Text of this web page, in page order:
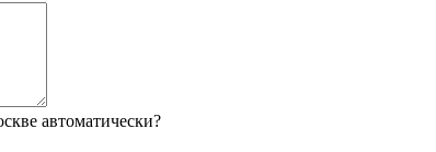
автоматически?